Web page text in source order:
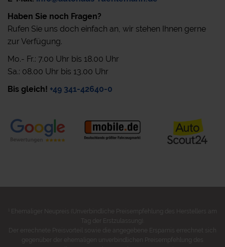
Haben Sie noch Fragen?
Rufen Sie uns doch einfach an, wir stehen Ihnen gerne
zur Verfügung.
Mo.- Fr.: 7.00 Uhr bis 18.00 Uhr
Sa.: 08.00 Uhr bis 13.00 Uhr
Bis gleich! +49 341-42640-0
Ehemaliger Neupreis (Unverbindliche Preisempfehlung des Herstellers am
Tag der Erstzulassung).
Der errechnete Preisvorteil sowie die angegebene Ersparnis errechnet sich
gegenüber der ehemaligen unverbindlichen Preisempfehlung des